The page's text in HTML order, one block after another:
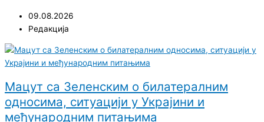
09.08.2026
Редакција
Мацут са Зеленским о билатералним
односима, ситуацији у Украјини и
међународним питањима